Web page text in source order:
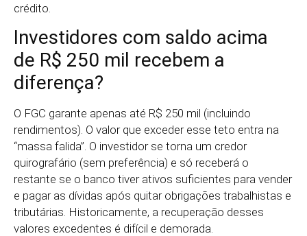
crédito.
Investidores com saldo acima
de R$ 250 mil recebem a
diferença?
O FGC garante apenas até R$ 250 mil (incluindo
rendimentos). O valor que exceder esse teto entra na
“massa falida”. O investidor se torna um credor
quirografário (sem preferência) e só receberá o
restante se o banco tiver ativos suficientes para vender
e pagar as dívidas após quitar obrigações trabalhistas e
tributárias. Historicamente, a recuperação desses
valores excedentes é difícil e demorada.